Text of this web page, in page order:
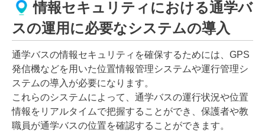
情報セキュリティにおける通学バ
スの運用に必要なシステムの導入
通学バスの情報セキュリティを確保するためには、GPS
発信機などを用いた位置情報管理システムや運行管理シ
ステムの導入が必要になります。
これらのシステムによって、通学バスの運行状況や位置
情報をリアルタイムで把握することができ、保護者や教
職員が通学バスの位置を確認することができます。